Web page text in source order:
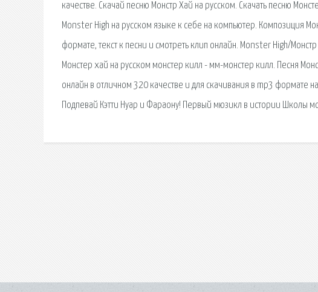
качестве. Скачай песню Монстр Хай на русском. Скачать песню
Monster High на русском языке к себе на компьютер. Композиция
формате, текст к песни и смотреть клип онлайн. Monster High/
Монстер хай на русском монстер килл - мм-монстер килл. Песня
онлайн в отличном 320 качестве и для скачивания в mp3 формате
Подпевай Кэтти Нуар и Фараону! Первый мюзикл в истории Школы